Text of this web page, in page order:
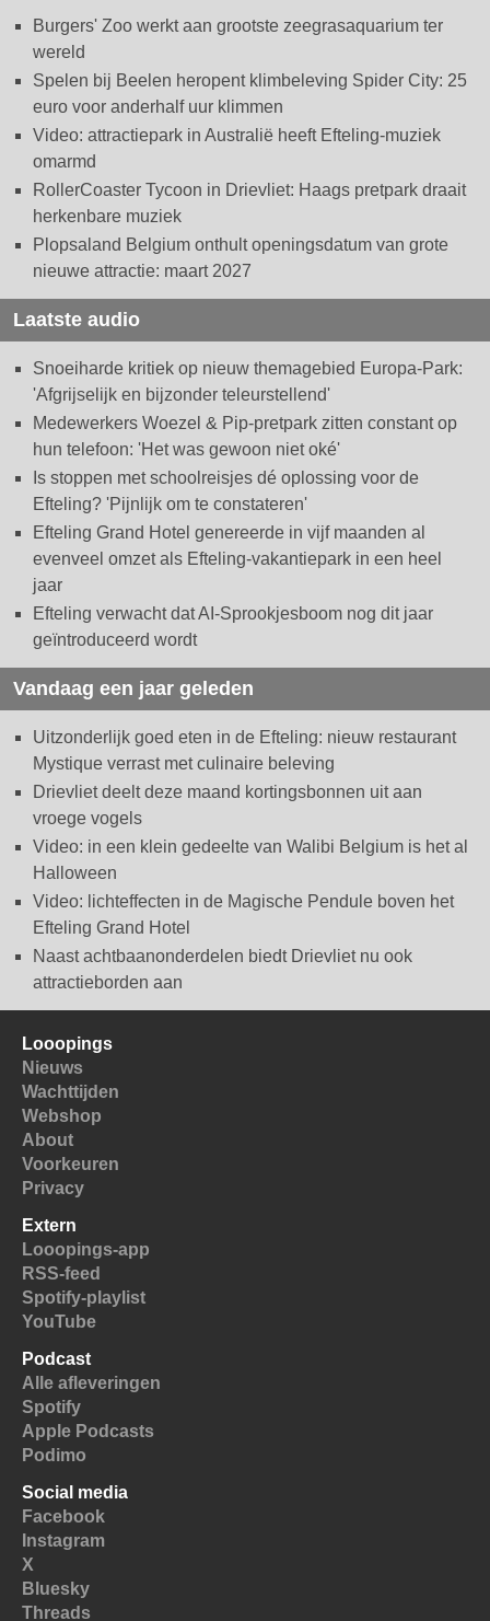
Burgers' Zoo werkt aan grootste zeegrasaquarium ter
wereld
Spelen bij Beelen heropent klimbeleving Spider City: 25
euro voor anderhalf uur klimmen
Video: attractiepark in Australië heeft Efteling-muziek
omarmd
RollerCoaster Tycoon in Drievliet: Haags pretpark draait
herkenbare muziek
Plopsaland Belgium onthult openingsdatum van grote
nieuwe attractie: maart 2027
Laatste audio
Snoeiharde kritiek op nieuw themagebied Europa-Park:
'Afgrijselijk en bijzonder teleurstellend'
Medewerkers Woezel & Pip-pretpark zitten constant op
hun telefoon: 'Het was gewoon niet oké'
Is stoppen met schoolreisjes dé oplossing voor de
Efteling? 'Pijnlijk om te constateren'
Efteling Grand Hotel genereerde in vijf maanden al
evenveel omzet als Efteling-vakantiepark in een heel
jaar
Efteling verwacht dat AI-Sprookjesboom nog dit jaar
geïntroduceerd wordt
Vandaag een jaar geleden
Uitzonderlijk goed eten in de Efteling: nieuw restaurant
Mystique verrast met culinaire beleving
Drievliet deelt deze maand kortingsbonnen uit aan
vroege vogels
Video: in een klein gedeelte van Walibi Belgium is het al
Halloween
Video: lichteffecten in de Magische Pendule boven het
Efteling Grand Hotel
Naast achtbaanonderdelen biedt Drievliet nu ook
attractieborden aan
Looopings
Nieuws
Wachttijden
Webshop
About
Voorkeuren
Privacy
Extern
Looopings-app
RSS-feed
Spotify-playlist
YouTube
Podcast
Alle afleveringen
Spotify
Apple Podcasts
Podimo
Social media
Facebook
Instagram
X
Bluesky
Threads